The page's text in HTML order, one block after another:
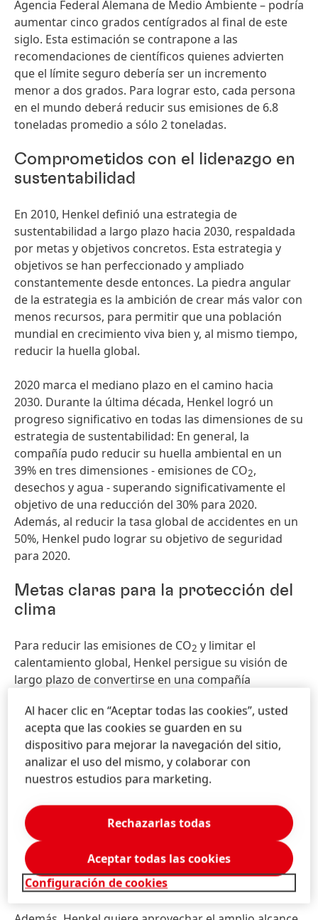
Agencia Federal Alemana de Medio Ambiente – podría
aumentar cinco grados centígrados al final de este
siglo. Esta estimación se contrapone a las
recomendaciones de científicos quienes advierten
que el límite seguro debería ser un incremento
menor a dos grados. Para lograr esto, cada persona
en el mundo deberá reducir sus emisiones de 6.8
toneladas promedio a sólo 2 toneladas.
Comprometidos con el liderazgo en
sustentabilidad
En 2010, Henkel definió una estrategia de
sustentabilidad a largo plazo hacia 2030, respaldada
por metas y objetivos concretos. Esta estrategia y
objetivos se han perfeccionado y ampliado
constantemente desde entonces. La piedra angular
de la estrategia es la ambición de crear más valor con
menos recursos, para permitir que una población
mundial en crecimiento viva bien y, al mismo tiempo,
reducir la huella global.
2020 marca el mediano plazo en el camino hacia
2030. Durante la última década, Henkel logró un
progreso significativo en todas las dimensiones de su
estrategia de sustentabilidad: En general, la
compañía pudo reducir su huella ambiental en un
39% en tres dimensiones - emisiones de CO2,
desechos y agua - superando significativamente el
objetivo de una reducción del 30% para 2020.
Además, al reducir la tasa global de accidentes en un
50%, Henkel pudo lograr su objetivo de seguridad
para 2020.
Metas claras para la protección del
clima
Para reducir las emisiones de CO2 y limitar el
calentamiento global, Henkel persigue su visión de
largo plazo de convertirse en una compañía
La empresa tiene el ambicioso objetivo de reducir la
huella de carbono de su producción un 65% ya para
2025. La eficiencia energética se mejorará
continuamente y solo se utilizará electricidad
marzo de 2020, la Science Based Targets Initiative
(SBTi) confirmó que los objetivos de reducción de
emisiones de Henkel cumplen con los requisitos para
lograr las metas establecidas por el Acuerdo
Climático de París.
Al hacer clic en “Aceptar todas las cookies”, usted
acepta que las cookies se guarden en su
dispositivo para mejorar la navegación del sitio,
analizar el uso del mismo, y colaborar con
nuestros estudios para marketing.
Configuración de cookies
Rechazarlas todas
Aceptar todas las cookies